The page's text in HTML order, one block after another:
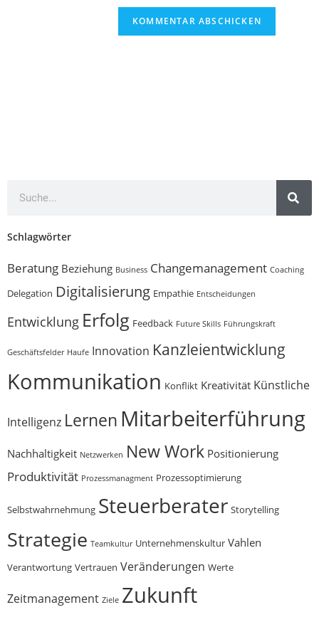
Schlagwörter
Beratung Beziehung Business Changemanagement Coaching
Delegation Digitalisierung Empathie Entscheidungen
Entwicklung Erfolg Feedback Future Skills Führungskraft
Geschäftsfelder Haufe Innovation Kanzleientwicklung
Kommunikation Konflikt Kreativität Künstliche
Intelligenz Lernen Mitarbeiterführung
Nachhaltigkeit Netzwerken New Work Positionierung
Produktivität Prozessmanagment Prozessoptimierung
Selbstwahrnehmung Steuerberater Storytelling
Strategie Teamkultur Unternehmenskultur Vahlen
Verantwortung Vertrauen Veränderungen Werte
Zeitmanagement Ziele Zukunft